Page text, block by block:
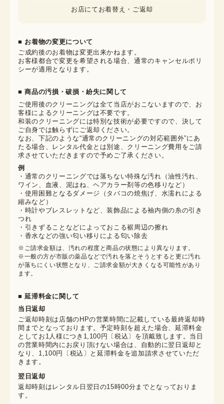
お店にてお着替え・ご返却
■ お着物の変更について
ご成約後のお着物は変更出来かねます。
お客様都合で変更を希望される場合、通常のキャンセルポリ
シーが適用となります。
■ 商品の汚損・破損・紛失に関して
ご使用後のクリーニングは全て当店がおこないますので、お
客様によるクリーニングは不要です。
和装のクリーニングには特別な技術が必要ですので、決して
ご自身では触らずにご返却ください。
なお、下記のような“通常のクリーニングの対応範囲外”にあ
たる場合、レンタル代金とは別途、クリーニング費用をご請
求させていただきますので予めご了承ください。
例
・通常のクリーニングでは落ちない特殊な汚れ（油性汚れ、
ワイン、血液、泥はね、ヘアカラー剤等の色移りなど）
・使用困難となるダメージ（タバコの焼焦げ、水濡れによる
縮みなど）
・時計やブレスレットなど、装飾品による袖内側の糸の引き
つれ
・引きずることなどによっておこる裾周辺の擦れ
・香水などの強い匂い移りによる匂い除去
※ご請求金額は、汚れの程度と商品の状態により異なります。
※一般の方が市販の薬品などで汚れを落とそうとすると更に汚れ
が落ちにくい状態となり、ご請求金額が大きくなる可能性があり
ます。
■ 延滞料金に関して
当日返却
ご返却時刻は店舗のHPの営業時間に記載している最終返却時
間までとなっております。予定時刻を超えた場合、延滞料金
としてお1人様につき1,100円〔税込〕を頂戴致します。当日
の営業時間内にお戻り頂けない場合は、自動的に翌日返却と
なり、1,100円〔税込〕と延滞料金を追加請求させていただ
きます。
翌日返却
返却時刻はレンタル日翌日の15時00分までとなっておりま
す。